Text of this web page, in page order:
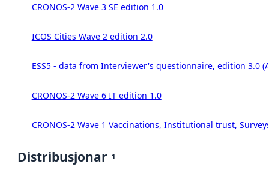
CRONOS-2 Wave 3 SE edition 1.0
ICOS Cities Wave 2 edition 2.0
ESS5 - data from Interviewer's questionnaire, edition 3.0
CRONOS-2 Wave 6 IT edition 1.0
CRONOS-2 Wave 1 Vaccinations, Institutional trust,
Distribusjonar 1